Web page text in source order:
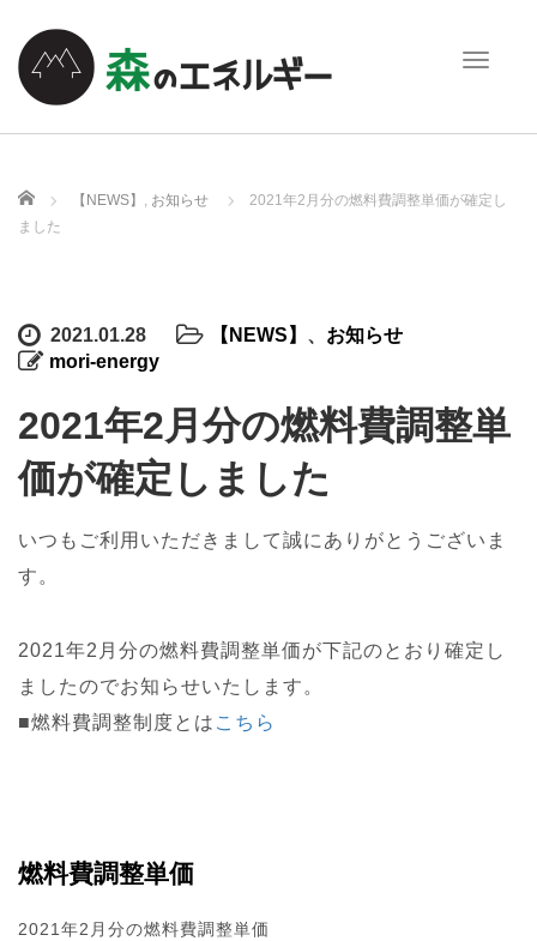
T
e
i
o
ホーム 【NEWS】 , お知らせ
2021年2月分の燃料費調整単価が確定し
ました
2021.01.28 【NEWS】 、 お知らせ
mori-energy
2021年2月分の燃料費調整単
価が確定しました
いつもご利用いただきまして誠にありがとうございま
す。
2021年2月分の燃料費調整単価が下記のとおり確定し
ましたのでお知らせいたします。
■燃料費調整制度とは こちら
燃料費調整単価
2021年2月分の燃料費調整単価